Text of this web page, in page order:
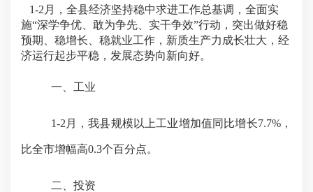
1-2 月，全县经济坚持稳中求进工作总基调，全面实
施“深学争优、敢为争先、实干争效”行动， 突出做好稳
预期、稳增长、稳就业工作， 新质生产力成长壮大，经
济运行起步平稳，发展态势向新向好。
一、工业
1-2 月，我县规模以上工业增加值同比增长7.7%，
比全市增幅高0.3个百分点。
二、投资